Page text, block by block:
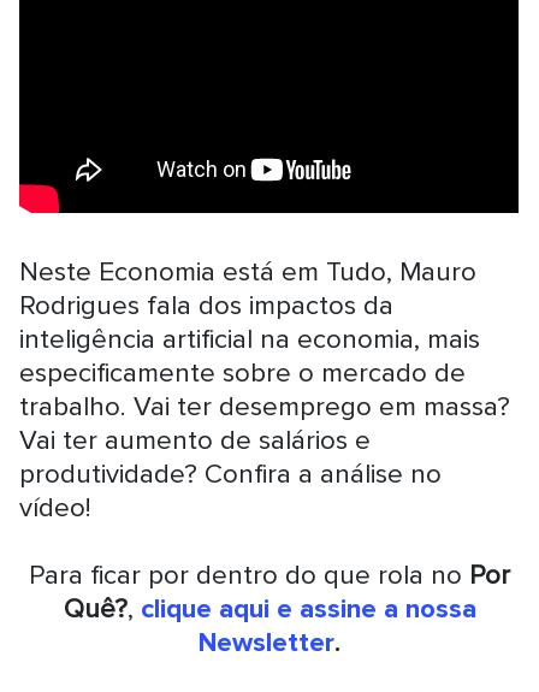
Neste Economia está em Tudo, Mauro
Rodrigues fala dos impactos da
inteligência artificial na economia, mais
especificamente sobre o mercado de
trabalho. Vai ter desemprego em massa?
Vai ter aumento de salários e
produtividade? Confira a análise no
vídeo!
Para ficar por dentro do que rola no Por
Quê?, clique aqui e assine a nossa
Newsletter.